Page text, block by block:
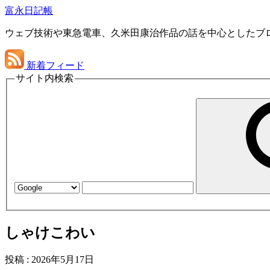
富永日記帳
ウェブ技術や東急電車、久米田康治作品の話を中心としたブ
新着フィード
サイト内検索
しゃけこわい
投稿 : 2026年5月17日